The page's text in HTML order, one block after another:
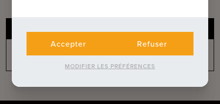
Vous n'avez pas trouvé ce que vous
cherchiez ?
Accepter Refuser
MODIFIER LES PRÉFÉRENCES